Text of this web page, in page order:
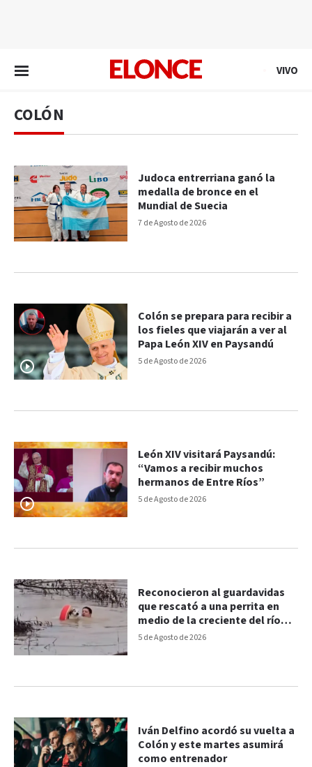
VIVO
COLÓN
7 de Agosto de 2026
Judoca entrerriana ganó la
medalla de bronce en el
Mundial de Suecia
5 de Agosto de 2026
Colón se prepara para recibir a
los fieles que viajarán a ver al
Papa León XIV en Paysandú
5 de Agosto de 2026
León XIV visitará Paysandú:
“Vamos a recibir muchos
hermanos de Entre Ríos”
5 de Agosto de 2026
Reconocieron al guardavidas
que rescató a una perrita en
medio de la creciente del río
Uruguay
Iván Delfino acordó su vuelta a
Colón y este martes asumirá
como entrenador